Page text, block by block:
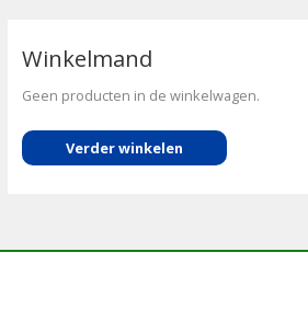
Winkelmand
Geen producten in de winkelwagen.
Verder winkelen